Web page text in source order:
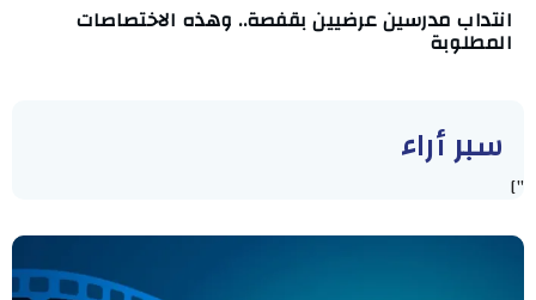
انتداب مدرسين عرضيين بقفصة.. وهذه الاختصاصات
المطلوبة
سبر أراء
"]